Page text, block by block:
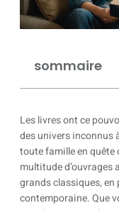
sommaire
Les livres ont ce
des univers inconnus
toute famille en quête
multitude
grands classiques,
contemporaine. Que